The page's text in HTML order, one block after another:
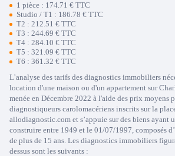
1 pièce : 174.71 € TTC
Studio / T1 : 186.78 € TTC
T2 : 212.51 € TTC
T3 : 244.69 € TTC
T4 : 284.10 € TTC
T5 : 321.09 € TTC
T6 : 361.32 € TTC
L’analyse des tarifs des diagnostics immobiliers
location d'une maison ou d'un appartement sur
menée en Décembre 2022 à l'aide des prix moyens
diagnostiqueurs carolomacériens inscrits sur la
allodiagnostic.com et s’appuie sur des biens ayant
construire entre 1949 et le 01/07/1997, composés
de plus de 15 ans. Les diagnostics immobiliers
dessus sont les suivants :